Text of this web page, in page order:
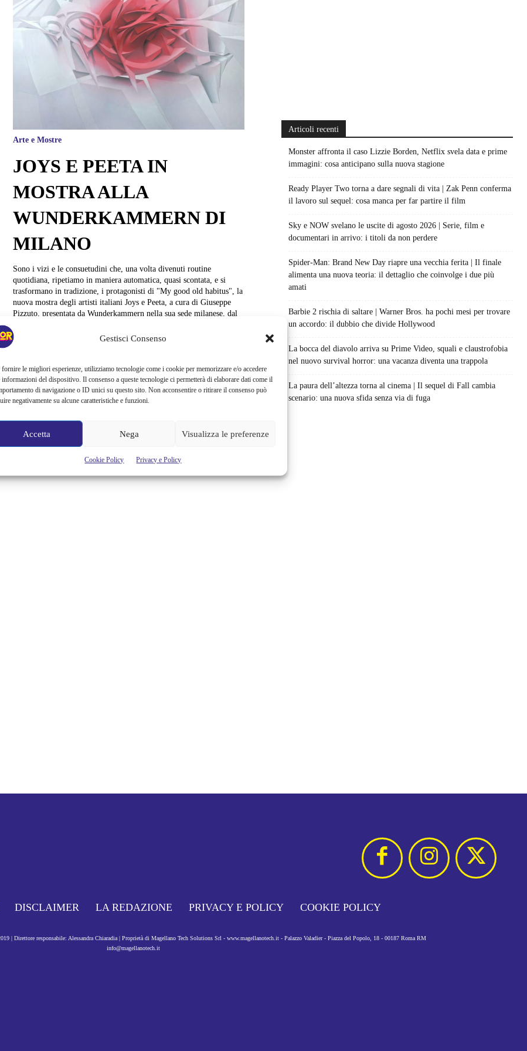
Gestisci Consenso
fornire le migliori esperienze, utilizziamo tecnologie come i cookie per memorizzare e/o accedere
informazioni del dispositivo. Il consenso a queste tecnologie ci permetterà di elaborare dati come il
di navigazione o ID unici su questo sito. Non acconsentire o ritirare il consenso può
negativamente su alcune caratteristiche e funzioni.
Accetta Nega Visualizza le preferenze
Cookie Policy Privacy e Policy
Arte e Mostre
JOYS E PEETA IN
MOSTRA ALLA
WUNDERKAMMERN DI
MILANO
Sono i vizi e le consuetudini che, una volta divenuti routine
quotidiana, ripetiamo in maniera automatica, quasi scontata, e si
trasformano in tradizione, i protagonisti di "My good old habitus", la
nuova mostra degli artisti italiani Joys e Peeta, a cura di Giuseppe
Pizzuto, presentata da Wunderkammern nella sua sede milanese, dal
Articoli recenti
Monster affronta il caso Lizzie Borden, Netflix svela data e prime
immagini: cosa anticipano sulla nuova stagione
Ready Player Two torna a dare segnali di vita | Zak Penn conferma
il lavoro sul sequel: cosa manca per far partire il film
Sky e NOW svelano le uscite di agosto 2026 | Serie, film e
documentari in arrivo: i titoli da non perdere
Spider-Man: Brand New Day riapre una vecchia ferita | Il finale
alimenta una nuova teoria: il dettaglio che coinvolge i due più
amati
Barbie 2 rischia di saltare | Warner Bros. ha pochi mesi per trovare
un accordo: il dubbio che divide Hollywood
La bocca del diavolo arriva su Prime Video, squali e claustrofobia
nel nuovo survival horror: una vacanza diventa una trappola
La paura dell’altezza torna al cinema | Il sequel di Fall cambia
scenario: una nuova sfida senza via di fuga
DISCLAIMER LA REDAZIONE PRIVACY E POLICY COOKIE POLICY
| Direttore responsabile: Alessandra Chiaradia | Proprietà di Magellano Tech Solutions Srl - www.magellanotech.it - Palazzo Valadier - Piazza del Popolo, 18 - 00187 Roma RM
info@magellanotech.it